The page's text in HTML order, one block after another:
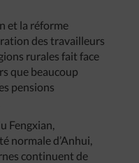
et la réforme
des travailleurs
rurales fait face
que beaucoup
pensions
Fengxian,
normale d’Anhui,
continuent de